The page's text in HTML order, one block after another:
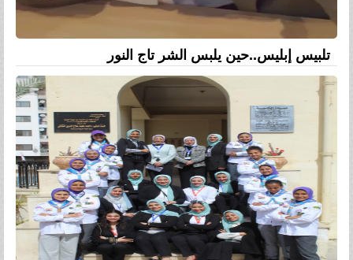
تلبيس إبليس..حين يلبس الشر تاج النور